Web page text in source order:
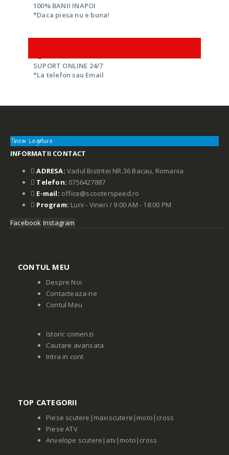
100% BANII INAPOI
*Daca piesa nu e buna!
SUPORT ONLINE 24/7
*La telefon sau Email
Tinem Legatura
INFORMATII CONTACT
ADRESA: Vadul Bistritei NR.36 Bacau, Romania
Telefon: 0756427887
E-mail: office@scooterspeed.ro
Program: Luni - Vineri / 9:00 AM - 18:00 PM
Facebook Instagram
CONTUL MEU
Despre Noi
Contacteaza-ne
Contul Meu
Istoric comenzi
Cautare avansata
Intra in cont
TOP CATEGORII
Piese scutere|maxiscutere|moto|cross
Piese ATV
Anvelope scutere|atv|moto|cross